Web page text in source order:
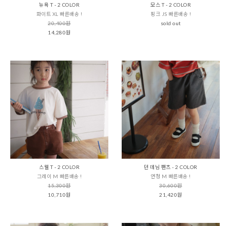
뉴욕 T - 2 COLOR
화이트 XL 빠른배송 !
20,400원
14,280원
모스 T - 2 COLOR
핑크 JS 빠른배송 !
sold out
스웰 T - 2 COLOR
그레이 M 빠른배송 !
15,300원
10,710원
던 데님 팬츠 - 2 COLOR
연청 M 빠른배송 !
30,600원
21,420원